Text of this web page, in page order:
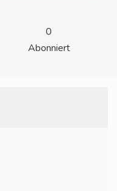
0
Abonniert